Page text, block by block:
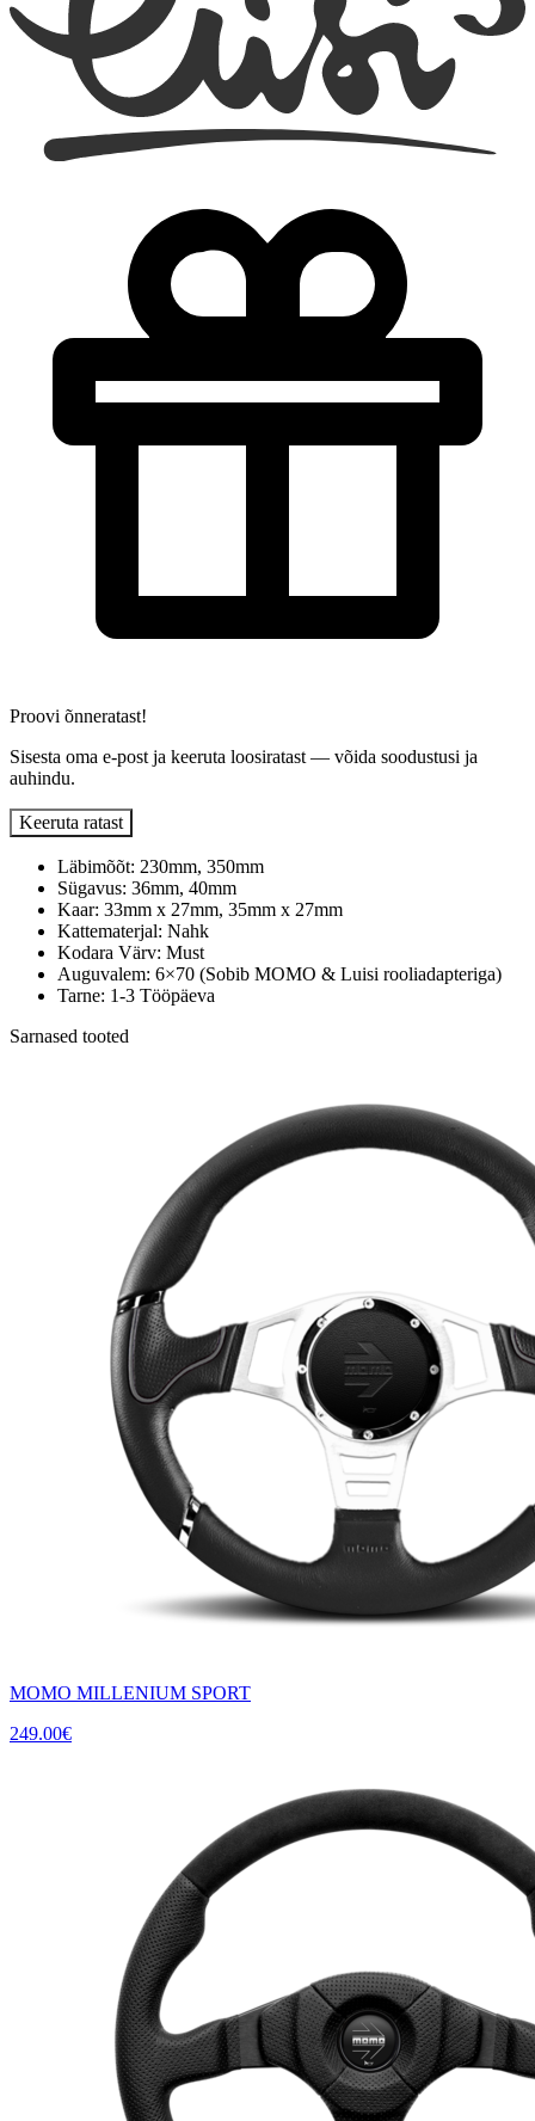
Proovi õnneratast!
Sisesta oma e-post ja keeruta loosiratast — võida soodustusi ja
auhindu.
Keeruta ratast
Läbimõõt: 230mm, 350mm
Sügavus: 36mm, 40mm
Kaar: 33mm x 27mm, 35mm x 27mm
Kattematerjal: Nahk
Kodara Värv: Must
Auguvalem: 6×70 (Sobib MOMO & Luisi rooliadapteriga)
Tarne: 1-3 Tööpäeva
Sarnased tooted
MOMO MILLENIUM SPORT
249.00€